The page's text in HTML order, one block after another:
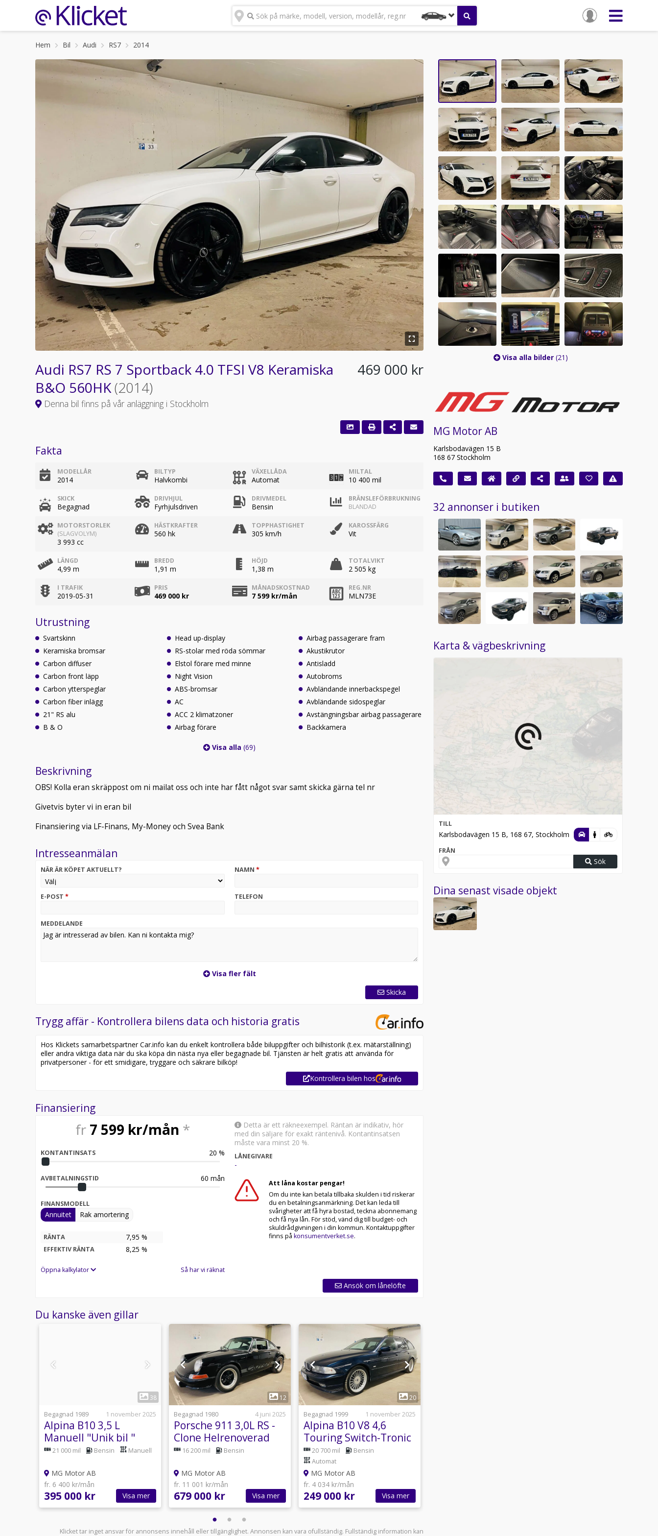
Sök på märke, modell, version, modellår, reg.nr
Hem Bil Audi RS7 2014
Audi RS7 RS 7 Sportback 4.0 TFSI V8 Keramiska
B&O 560HK(2014)
Denna bil finns på vår anläggning i Stockholm
469 000 kr
Fakta
MODELLÅR
2014
BILTYP
Halvkombi
VÄXELLÅDA
Automat
MILTAL
10 400 mil
SKICK
Begagnad
DRIVHJUL
Fyrhjulsdriven
DRIVMEDEL
Bensin
BRÄNSLEFÖRBRUKNING
BLANDAD
MOTORSTORLEK
(SLAGVOLYM)
3 993 cc
HÄSTKRAFTER
560 hk
TOPPHASTIGHET
305 km/h
KAROSSFÄRG
Vit
LÄNGD
4,99 m
BREDD
1,91 m
HÖJD
1,38 m
TOTALVIKT
2 505 kg
I TRAFIK
2019-05-31
PRIS
469 000 kr
MÅNADSKOSTNAD
7 599kr/mån
REG.NR
MLN73E
Utrustning
Svartskinn
Keramiska bromsar
Carbon diffuser
Carbon front läpp
Carbon ytterspeglar
Carbon fiber inlägg
21" RS alu
B & O
Head up-display
RS-stolar med röda sömmar
Elstol förare med minne
Night Vision
ABS-bromsar
AC
ACC 2 klimatzoner
Airbag förare
Airbag passagerare fram
Akustikrutor
Antisladd
Autobroms
Avbländande innerbackspegel
Avbländande sidospeglar
Avstängningsbar airbag passagerare
Backkamera
Visa alla(69)
Beskrivning
OBS! Kolla eran skräppost om ni mailat oss och inte har fått något svar samt skicka gärna tel nr
Givetvis byter vi in eran bil
Finansiering via LF-Finans, My-Money och Svea Bank
Intresseanmälan
NÄR ÄR KÖPET AKTUELLT? NAMN *
E-POST * TELEFON
MEDDELANDE
Visa fler fält
Skicka
Trygg affär - Kontrollera bilens data och historia gratis
Hos Klickets samarbetspartner Car.info kan du enkelt kontrollera både biluppgifter och bilhistorik (t.ex. mätarställning)
eller andra viktiga data när du ska köpa din nästa nya eller begagnade bil. Tjänsten är helt gratis att använda för
privatpersoner - för ett smidigare, tryggare och säkrare bilköp!
Kontrollera bilen hos
Finansiering
fr 7 599 kr/mån *
KONTANTINSATS 20 %
AVBETALNINGSTID 60 mån
FINANSMODELL
Annuitet Rak amortering
RÄNTA 7,95 %
EFFEKTIV RÄNTA 8,25 %
Öppna kalkylator Så har vi räknat
Detta är ett räkneexempel. Räntan är indikativ, hör
med din säljare för exakt räntenivå. Kontantinsatsen
måste vara minst 20 %.
LÅNEGIVARE
-
Att låna kostar pengar!
Om du inte kan betala tillbaka skulden i tid riskerar
du en betalningsanmärkning. Det kan leda till
svårigheter att få hyra bostad, teckna abonnemang
och få nya lån. För stöd, vänd dig till budget- och
skuldrådgivningen i din kommun. Kontaktuppgifter
finns på konsumentverket.se.
Ansök om lånelöfte
Du kanske även gillar
38
Begagnad 1989
1 november 2025
Alpina B10 3,5 L
Manuell "Unik bil "
BMW / Alpina
21 000 mil Bensin Manuell
MG Motor AB
fr. 6 400 kr/mån
395 000 kr Visa mer
1
12
Begagnad 1980
4 juni 2025
Porsche 911 3,0L RS -
Clone Helrenoverad
16 200 mil Bensin
MG Motor AB
fr. 11 001 kr/mån
679 000 kr Visa mer
1
20
Begagnad 1999
1 november 2025
Alpina B10 V8 4,6
Touring Switch-Tronic
347HK BMW/Alpina
20 700 mil
Bensin
Automat
MG Motor AB
fr. 4 034 kr/mån
249 000 kr Visa mer
Klicket tar inget ansvar för annonsens innehåll eller tillgänglighet. Annonsen kan vara ofullständig. Fullständig information kan
Visa alla bilder (21)
MG Motor AB
Karlsbodavägen 15 B
168 67 Stockholm
32 annonser i butiken
Karta & vägbeskrivning
TILL
Karlsbodavägen 15 B, 168 67, Stockholm
FRÅN
Sök
Dina senast visade objekt